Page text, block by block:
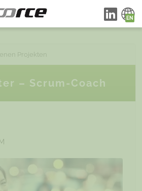
Projekten
– Scrum-Coach